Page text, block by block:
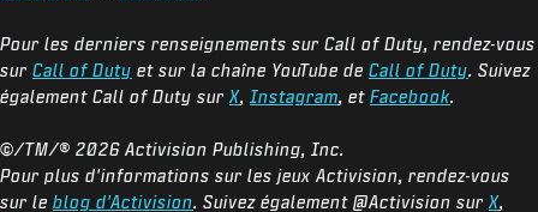
Pour les derniers renseignements sur Call of Duty, rendez-vous
sur Call of Duty et sur la chaîne YouTube de Call of Duty . Suivez
également Call of Duty sur X Instagram , et Facebook
©/TM/® 2026 Activision Publishing, Inc.
Pour plus d'informations sur les jeux Activision, rendez-vous
sur le blog d'Activision . Suivez également @Activision sur X